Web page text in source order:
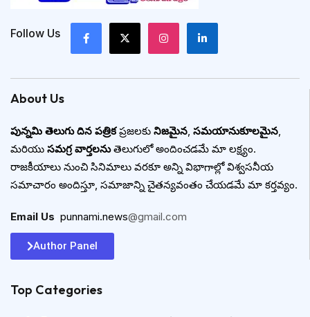
Follow Us
About Us
పున్నమి తెలుగు దిన పత్రికప్రజలకు నిజమైన, సమయానుకూలమైన,
మరియు సమగ్ర వార్తలనుతెలుగులో అందించడమే మా లక్ష్యం.
రాజకీయాలు నుంచి సినిమాలు వరకూ అన్ని విభాగాల్లో విశ్వసనీయ
సమాచారం అందిస్తూ, సమాజాన్ని చైతన్యవంతం చేయడమే మా కర్తవ్యం.
Email Us punnami.news@gmail.com
Author Panel
Top Categories​